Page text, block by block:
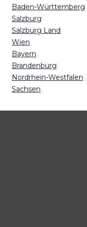
Baden-Württemberg
Salzburg
Salzburg Land
Wien
Bayern
Brandenburg
Nordrhein-Westfalen
Sachsen